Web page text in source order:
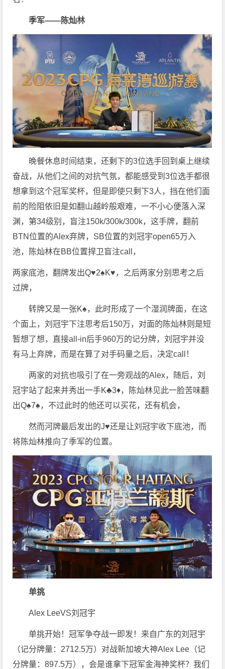
季军——陈灿林
晚餐休息时间结束，还剩下的3位选手回到桌上继续
奋战，从他们之间的对抗气氛，都能感受到3位选手都很
想拿到这个冠军奖杯，但是即使只剩下3人，挡在他们面
前的险阻依旧是如翻山越岭般艰难，一不小心便落入深
渊，第34级别，盲注150k/300k/300k，这手牌，翻前
BTN位置的Alex弃牌，SB位置的刘冠宇open65万入
池，陈灿林在BB位置捍卫盲注call，
两家底池，翻牌发出Q♥️2♠️K♥️，之后两家分别思考之后
过牌，
转牌又是一张K♠️，此时形成了一个湿润牌面，在这
个面上，刘冠宇下注思考后150万，对面的陈灿林则是短
暂想了想，直接all-in后手960万的记分牌，刘冠宇并没
有马上弃牌，而是在算了对手码量之后，决定call！
两家的对抗也吸引了在一旁观战的Alex，随后，刘
冠宇站了起来并秀出一手K♣️3♦️，陈灿林见此一脸苦味翻
出Q♠️7♠️，不过此时的他还可以买花，还有机会，
然而河牌最后发出的J♥️还是让刘冠宇收下底池，而
将陈灿林推向了季军的位置。
单挑
Alex LeeVS刘冠宇
单挑开始！冠军争夺战一即发！来自广东的刘冠宇
（记分牌量：2712.5万）对战新加坡大神Alex Lee（记
分牌量：897.5万），会是谁拿下冠军金海神奖杯？我们